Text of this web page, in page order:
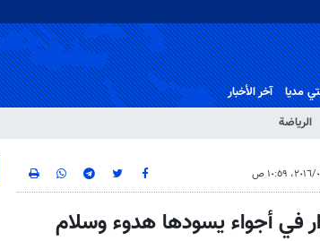
الرياضة
مدیا آخر الأخبار
في أجواء يسودها هدوء وسلام